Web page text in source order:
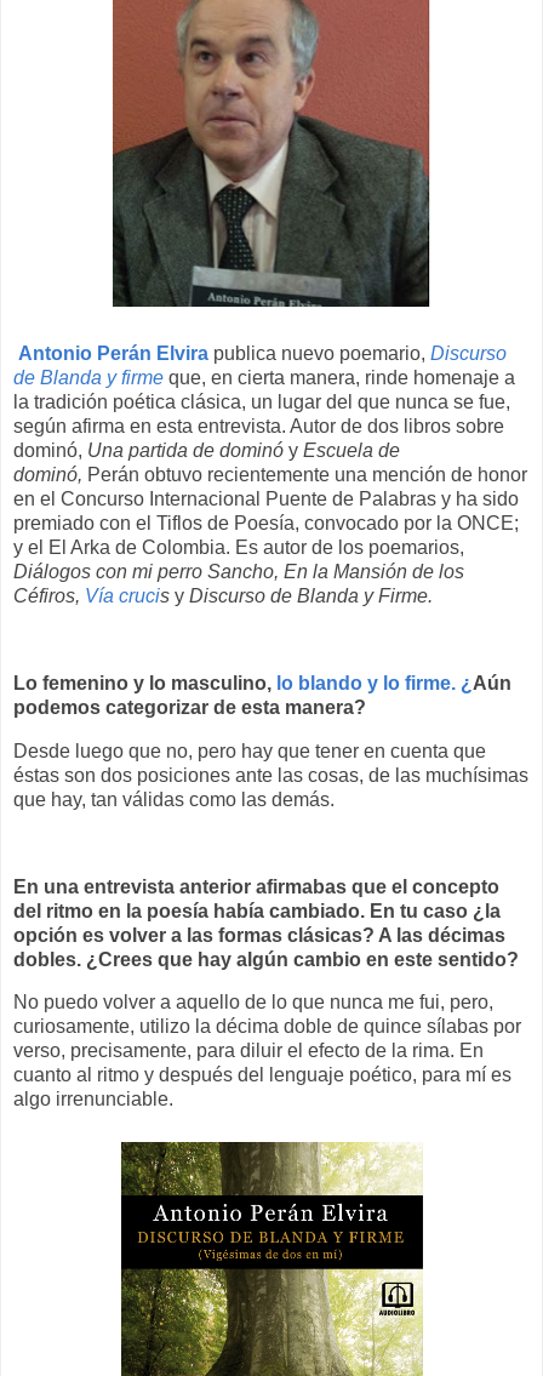
Antonio Perán Elvira publica nuevo poemario, Discurso
de Blanda y firme que, en cierta manera, rinde homenaje a
la tradición poética clásica, un lugar del que nunca se fue,
según afirma en esta entrevista. Autor de dos libros sobre
dominó, Una partida de dominó y Escuela de
dominó, Perán obtuvo recientemente una mención de honor
en el Concurso Internacional Puente de Palabras y ha sido
premiado con el Tiflos de Poesía, convocado por la ONCE;
y el El Arka de Colombia. Es autor de los poemarios,
Diálogos con mi perro Sancho, En la Mansión de los
Céfiros, Vía crucis y Discurso de Blanda y Firme.
Lo femenino y lo masculino, lo blando y lo firme. ¿ Aún
podemos categorizar de esta manera?
Desde luego que no, pero hay que tener en cuenta que
éstas son dos posiciones ante las cosas, de las muchísimas
que hay, tan válidas como las demás.
En una entrevista anterior afirmabas que el concepto
del ritmo en la poesía había cambiado. En tu caso ¿la
opción es volver a las formas clásicas? A las décimas
dobles. ¿Crees que hay algún cambio en este sentido?
No puedo volver a aquello de lo que nunca me fui, pero,
curiosamente, utilizo la décima doble de quince sílabas por
verso, precisamente, para diluir el efecto de la rima. En
cuanto al ritmo y después del lenguaje poético, para mí es
algo irrenunciable.